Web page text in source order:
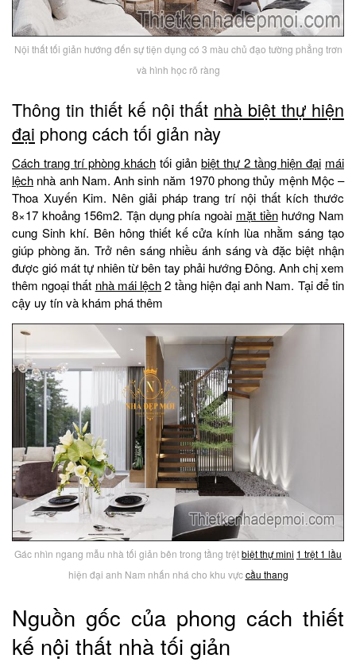
Nội thất tối giản hướng đến sự tiện dụng có 3 màu chủ đạo tường phẳng trơn
và hình học rõ ràng
Thông tin thiết kế nội thất nhà biệt thự hiện
đại phong cách tối giản này
Cách trang trí phòng khách tối giản biệt thự 2 tầng hiện đại mái
lệch nhà anh Nam. Anh sinh năm 1970 phong thủy mệnh Mộc –
Thoa Xuyến Kim. Nên giải pháp trang trí nội thất kích thước
8×17 khoảng 156m2. Tận dụng phía ngoài mặt tiềnhướng Nam
cung Sinh khí. Bên hông thiết kế cửa kính lùa nhằm sáng tạo
giúp phòng ăn. Trở nên sáng nhiều ánh sáng và đặc biệt nhận
được gió mát tự nhiên từ bên tay phải hướng Đông. Anh chị xem
thêm ngoại thất nhà mái lệch2 tầng hiện đại anh Nam. Tại để tin
cậy uy tín và khám phá thêm
Gác nhìn ngang mẫu nhà tối giản bên trong tầng trệtbiệt thự mini 1 trệt 1 lầu
hiện đại anh Nam nhấn nhá cho khu vựccầu thang
Nguồn gốc của phong cách thiết
kế nội thất nhà tối giản